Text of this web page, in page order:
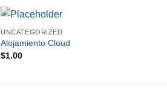
UNCATEGORIZED
Alojamiento Cloud
$1.00